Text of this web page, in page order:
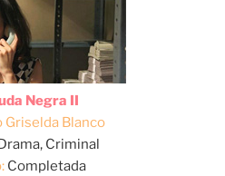
Negra II
Griselda Blanco
Drama, Criminal
Completada